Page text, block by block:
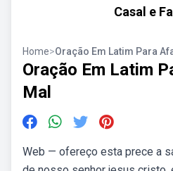
Casal e
Home>Oração Em Latim Para
Oração Em Latim
Mal
Web — ofereço esta prece a